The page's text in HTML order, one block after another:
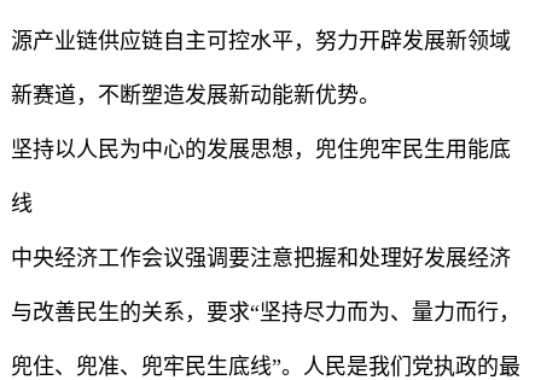
源产业链供应链自主可控水平，努力开辟发展新领域
新赛道，不断塑造发展新动能新优势。
坚持以人民为中心的发展思想，兜住兜牢民生用能底
线
中央经济工作会议强调要注意把握和处理好发展经济
与改善民生的关系，要求“坚持尽力而为、量力而行，
兜住、兜准、兜牢民生底线”。人民是我们党执政的最